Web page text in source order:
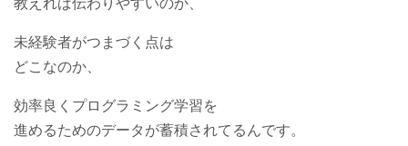
教えれば伝わりやすいのか、
未経験者がつまづく点は
どこなのか、
効率良くプログラミング学習を
進めるためのデータが蓄積されてるんです。